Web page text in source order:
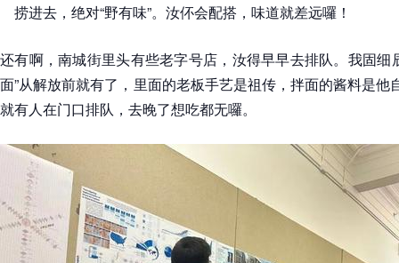
捞进去，绝对“野有味”。汝伓会配搭，味道就差远囉！
还有啊，南城街里头有些老字号店，汝得早早去排队。我固细
面”从解放前就有了，里面的老板手艺是祖传，拌面的酱料是
就有人在门口排队，去晚了想吃都无囉。